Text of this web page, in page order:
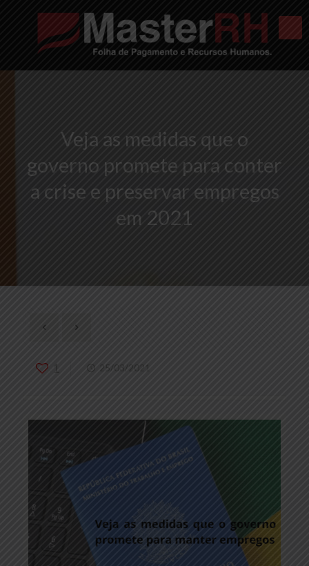
Veja as medidas que o
governo promete para conter
a crise e preservar empregos
em 2021
1 25/03/2021